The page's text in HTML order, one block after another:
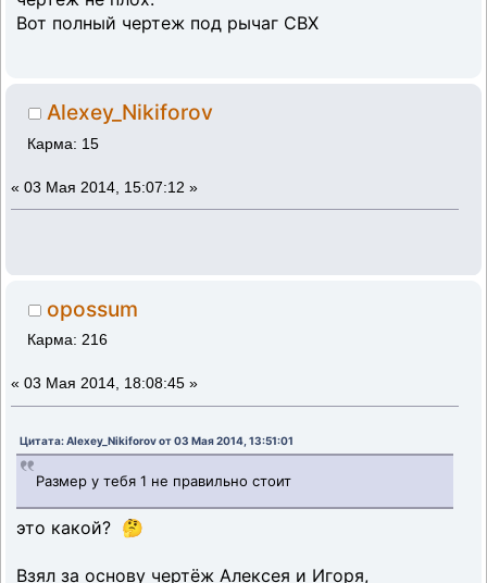
Вот полный чертеж под рычаг СВХ
Alexey_Nikiforov
Карма: 15
« 03 Мая 2014, 15:07:12 »
opossum
Карма: 216
« 03 Мая 2014, 18:08:45 »
Цитата: Alexey_Nikiforov от 03 Мая 2014, 13:51:01
Размер у тебя 1 не правильно стоит
это какой? 🤔
Взял за основу чертёж Алексея и Игоря,